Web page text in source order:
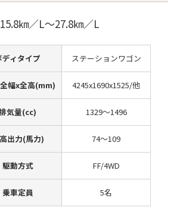
15.8㎞／L～27.8㎞／L
ディタイプ ステーションワゴン
幅x全高(mm) 4245x1690x1525/他
気量(cc) 1329～1496
出力(馬力) 74～109
駆動方式 FF/4WD
乗車定員 5名